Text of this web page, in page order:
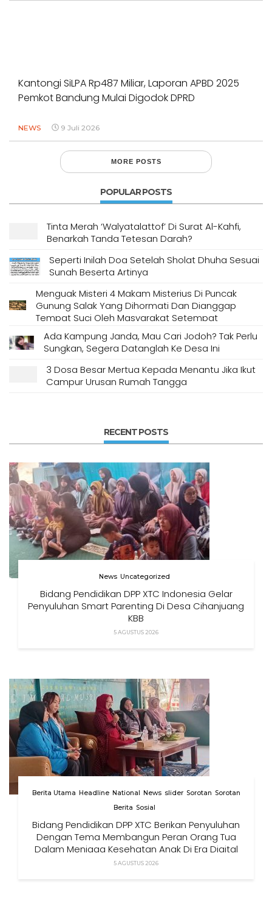
Kantongi SiLPA Rp487 Miliar, Laporan APBD 2025
Pemkot Bandung Mulai Digodok DPRD
NEWS 9 Juli 2026
MORE POSTS
POPULAR POSTS
Tinta Merah ‘Walyatalattof’ Di Surat Al-Kahfi,
Benarkah Tanda Tetesan Darah?
Seperti Inilah Doa Setelah Sholat Dhuha Sesuai
Sunah Beserta Artinya
Menguak Misteri 4 Makam Misterius Di Puncak
Gunung Salak Yang Dihormati Dan Dianggap
Tempat Suci Oleh Masyarakat Setempat
Ada Kampung Janda, Mau Cari Jodoh? Tak Perlu
Sungkan, Segera Datanglah Ke Desa Ini
3 Dosa Besar Mertua Kepada Menantu Jika Ikut
Campur Urusan Rumah Tangga
RECENT POSTS
News Uncategorized
Bidang Pendidikan DPP XTC Indonesia Gelar
Penyuluhan Smart Parenting Di Desa Cihanjuang
KBB
5 AGUSTUS 2026
Berita Utama Headline National News slider Sorotan Sorotan
Berita Sosial
Bidang Pendidikan DPP XTC Berikan Penyuluhan
Dengan Tema Membangun Peran Orang Tua
Dalam Menjaga Kesehatan Anak Di Era Digital
5 AGUSTUS 2026